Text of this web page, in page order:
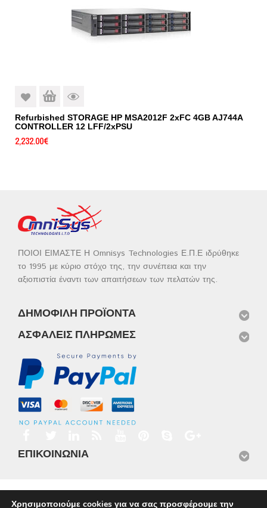
Refurbished STORAGE HP MSA2012F 2xFC 4GB AJ744A
CONTROLLER 12 LFF/2xPSU
2,232.00€
ΠΟΙΟΙ ΕΙΜΑΣΤΕ Η Omnisys Technologies Ε.Π.Ε ιδρύθηκε
το 1995 με κύριο στόχο της, την συνέπεια και την
αξιοπιστία έναντι των απαιτήσεων των πελατών της.
ΔΗΜΟΦΙΛΉ ΠΡΟΪΌΝΤΑ
ΑΣΦΑΛΕΊΣ ΠΛΗΡΩΜΈΣ
ΕΠΙΚΟΙΝΩΝΊΑ
Προϊόντα
Φωτογραφίες
Χρησιμοποιούμε cookies για να σας προσφέρουμε την